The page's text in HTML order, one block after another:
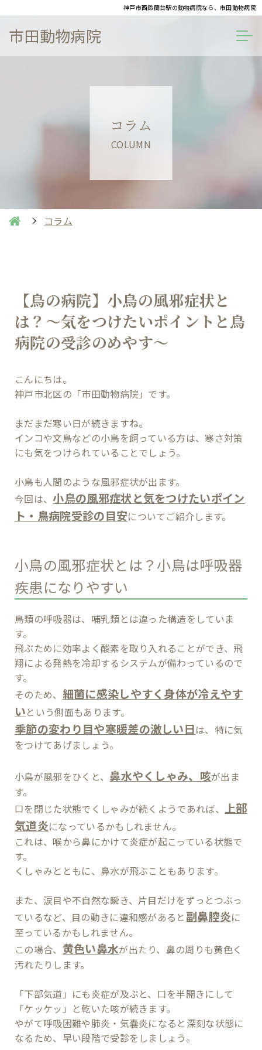
神戸市西鈴蘭台駅の動物病院なら、市田動物病院
市田動物病院
コラム
COLUMN
コラム
【鳥の病院】小鳥の風邪症状と
は？～気をつけたいポイントと鳥
病院の受診のめやす～
こんにちは。
神戸市北区の「市田動物病院」です。
まだまだ寒い日が続きますね。
インコや文鳥などの小鳥を飼っている方は、寒さ対策
にも気をつけられていることでしょう。
小鳥も人間のような風邪症状が出ます。
今回は、小鳥の風邪症状と気をつけたいポイン
ト・鳥病院受診の目安についてご紹介します。
小鳥の風邪症状とは？小鳥は呼吸器
疾患になりやすい
鳥類の呼吸器は、哺乳類とは違った構造をしていま
す。
飛ぶために効率よく酸素を取り入れることができ、飛
翔による発熱を冷却するシステムが備わっているので
す。
そのため、 細菌に感染しやすく身体が冷えやす
いという側面もあります。
季節の変わり目や寒暖差の激しい日は、特に気
をつけてあげましょう。
小鳥が風邪をひくと、 鼻水やくしゃみ、咳が出ま
す。
口を閉じた状態でくしゃみが続くようであれば、上部
気道炎になっているかもしれません。
これは、喉から鼻にかけて炎症が起こっている状態で
す。
くしゃみとともに、鼻水が飛ぶこともあります。
また、涙目や不自然な瞬き、片目だけをずっとつぶっ
ているなど、目の動きに違和感があると 副鼻腔炎に
至っているかもしれません。
この場合、 黄色い鼻水が出たり、鼻の周りも黄色く
汚れたりします。
「下部気道」にも炎症が及ぶと、口を半開きにして
「ケッケッ」と乾いた咳が続きます。
やがて呼吸困難や肺炎・気嚢炎になると深刻な状態に
なるため、早い段階で受診をしましょう。